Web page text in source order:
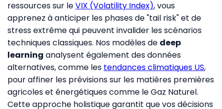
ressources sur leVIX (Volatility Index), vous
apprenez à anticiper les phases de "tail risk" et de
stress extrême qui peuvent invalider les scénarios
techniques classiques. Nos modèles de deep
learning analysent également des données
alternatives, comme les tendances climatiques US,
pour affiner les prévisions sur les matières premières
agricoles et énergétiques comme le Gaz Naturel.
Cette approche holistique garantit que vos décisions